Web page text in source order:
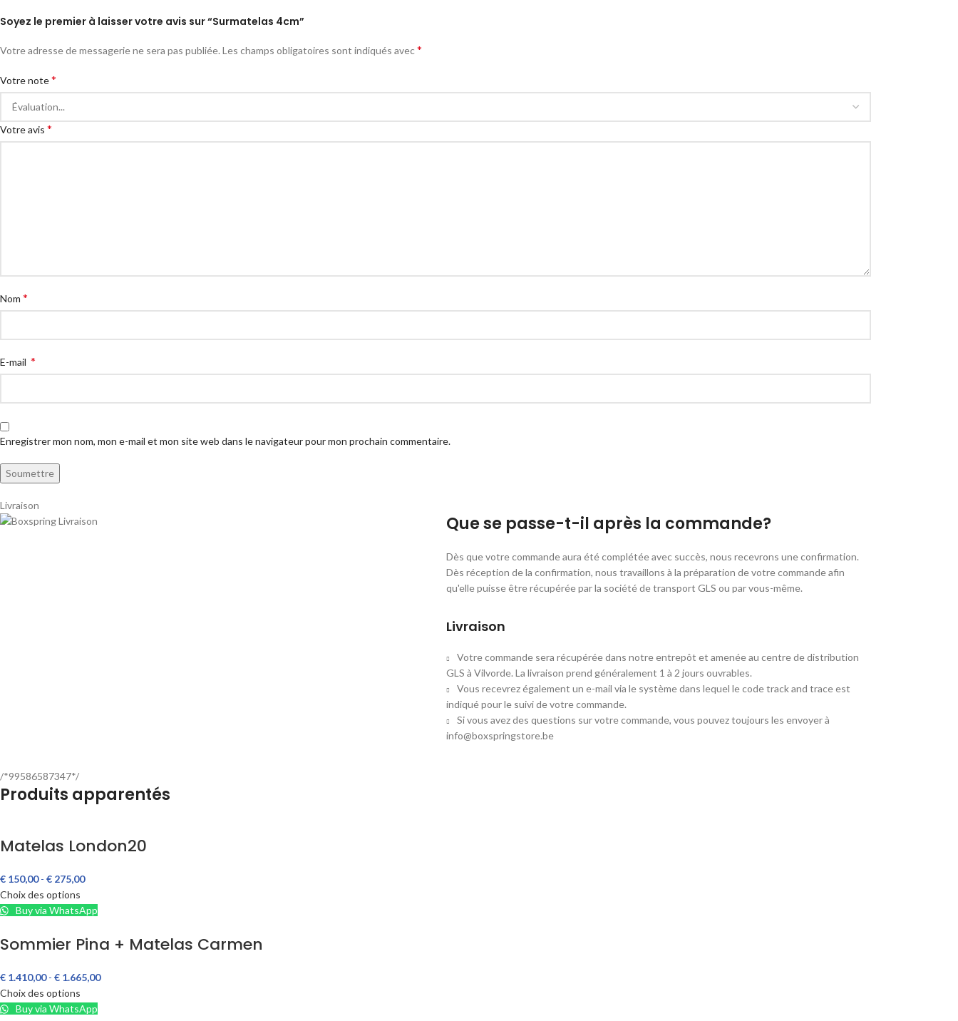
Soyez le premier à laisser votre avis sur “Surmatelas 4cm”
Votre adresse de messagerie ne sera pas publiée. Les champs obligatoires sont indiqués avec*
Votre note*
Votre avis *
Nom *
E-mail *
Enregistrer mon nom, mon e-mail et mon site web dans le navigateur pour mon prochain commentaire.
Livraison
Que se passe-t-il après la commande?
Dès que votre commande aura été complétée avec succès, nous recevrons une confirmation.
Dès réception de la confirmation, nous travaillons à la préparation de votre commande afin
qu'elle puisse être récupérée par la société de transport GLS ou par vous-même.
Livraison
Votre commande sera récupérée dans notre entrepôt et amenée au centre de distribution
GLS à Vilvorde. La livraison prend généralement 1 à 2 jours ouvrables.
Vous recevrez également un e-mail via le système dans lequel le code track and trace est
indiqué pour le suivi de votre commande.
Si vous avez des questions sur votre commande, vous pouvez toujours les envoyer à
info@boxspringstore.be
/*99586587347*/
Produits apparentés
Matelas London20
€ 150,00 - € 275,00
Choix des options
Buy via WhatsApp
Sommier Pina + Matelas Carmen
€ 1.410,00 - € 1.665,00
Choix des options
Buy via WhatsApp